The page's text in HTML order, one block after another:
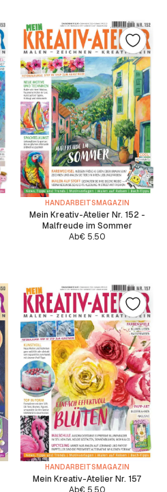
HANDARBEITSMAGAZIN
Mein Kreativ-Atelier Nr. 152 -
Malfreude im Sommer
Ab€5.50
HANDARBEITSMAGAZIN
Mein Kreativ-Atelier Nr. 157
Ab€5.50